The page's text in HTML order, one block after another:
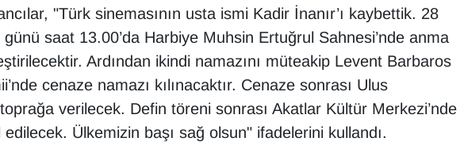
"Türk sinemasının usta ismi Kadir İnanır’ı kaybettik. 28
saat 13.00’da Harbiye Muhsin Ertuğrul Sahnesi’nde anma
Ardından ikindi namazını müteakip Levent Barbaros
cenaze namazı kılınacaktır. Cenaze sonrası Ulus
toprağa verilecek. Defin töreni sonrası Akatlar Kültür Merkezi’nde
Ülkemizin başı sağ olsun" ifadelerini kullandı.